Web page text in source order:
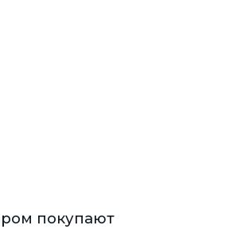
покупают